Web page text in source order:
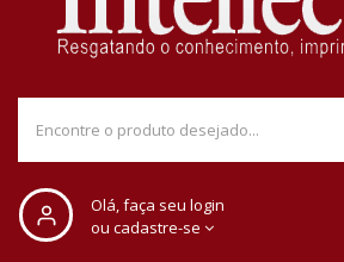
Olá, faça seu login
ou cadastre-se